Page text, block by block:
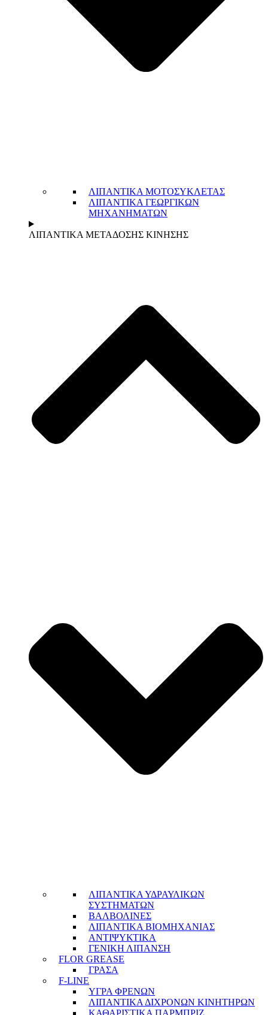
ΛΙΠΑΝΤΙΚΑ ΜΟΤΟΣΥΚΛΕΤΑΣ
ΛΙΠΑΝΤΙΚΑ ΓΕΩΡΓΙΚΩΝ
ΜΗΧΑΝΗΜΑΤΩΝ
ΛΙΠΑΝΤΙΚΑ ΜΕΤΑΔΟΣΗΣ ΚΙΝΗΣΗΣ
ΛΙΠΑΝΤΙΚΑ ΥΔΡΑΥΛΙΚΩΝ
ΣΥΣΤΗΜΑΤΩΝ
ΒΑΛΒΟΛΙΝΕΣ
ΛΙΠΑΝΤΙΚΑ ΒΙΟΜΗΧΑΝΙΑΣ
ΑΝΤΙΨΥΚΤΙΚΑ
ΓΕΝΙΚΗ ΛΙΠΑΝΣΗ
FLOR GREASE
ΓΡΑΣΑ
F-LINE
ΥΓΡΑ ΦΡΕΝΩΝ
ΛΙΠΑΝΤΙΚΑ ΔΙΧΡΟΝΩΝ ΚΙΝΗΤΗΡΩΝ